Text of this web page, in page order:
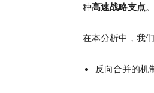
种高速战略支点。
在本分析中，我
反向合并的机